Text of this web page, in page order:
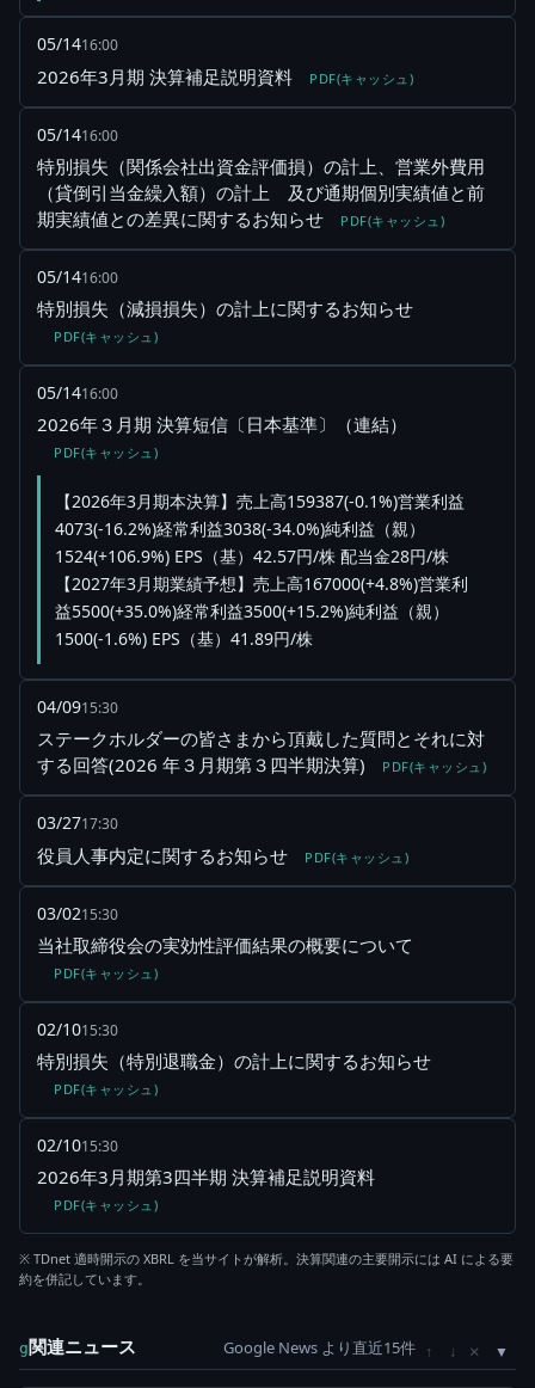
05/1416:00
2026年3月期 決算補足説明資料 PDF(キャッシュ)
05/1416:00
特別損失（関係会社出資金評価損）の計上、営業外費用
（貸倒引当金繰入額）の計上 及び通期個別実績値と前
期実績値との差異に関するお知らせ
PDF(キャッシュ)
05/1416:00
特別損失（減損損失）の計上に関するお知らせ
PDF(キャッシュ)
05/1416:00
2026年３月期 決算短信〔日本基準〕（連結）
PDF(キャッシュ)
【2026年3月期本決算】売上高159387(-0.1%)営業利益
4073(-16.2%)経常利益3038(-34.0%)純利益（親）
1524(+106.9%) EPS（基）42.57円/株 配当金28円/株
【2027年3月期業績予想】売上高167000(+4.8%)営業利
益5500(+35.0%)経常利益3500(+15.2%)純利益（親）
1500(-1.6%) EPS（基）41.89円/株
04/0915:30
ステークホルダーの皆さまから頂戴した質問とそれに対
する回答(2026 年３月期第３四半期決算)
PDF(キャッシュ)
03/2717:30
役員人事内定に関するお知らせ PDF(キャッシュ)
03/0215:30
当社取締役会の実効性評価結果の概要について
PDF(キャッシュ)
02/1015:30
特別損失（特別退職金）の計上に関するお知らせ
PDF(キャッシュ)
02/1015:30
2026年3月期第3四半期 決算補足説明資料
PDF(キャッシュ)
※ TDnet 適時開示の XBRL を当サイトが解析。決算関連の主要開示には AI による要
約を併記しています。
g関連ニュース Google News より直近15件 ↑ ↓ ×